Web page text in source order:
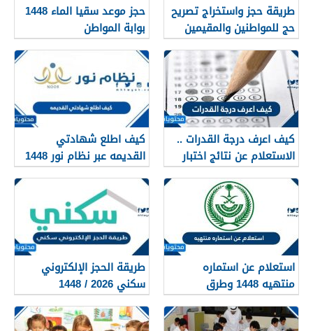
طريقة حجز واستخراج تصريح
حج للمواطنين والمقيمين
1448
حجز موعد سقيا الماء 1448
بوابة المواطن
كيف اعرف درجة القدرات ..
الاستعلام عن نتائج اختبار
القدرات 1448
كيف اطلع شهادتي
القديمه عبر نظام نور 1448
استعلام عن استماره
منتهيه 1448 وطرق
تجديدها
طريقة الحجز الإلكتروني
سكني 2026 / 1448
بالتفصيل